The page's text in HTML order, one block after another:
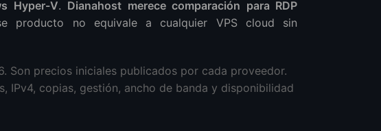
Hyper-V. Dianahost merece comparación para RDP
producto no equivale a cualquier VPS cloud sin
Son precios iniciales publicados por cada proveedor.
IPv4, copias, gestión, ancho de banda y disponibilidad